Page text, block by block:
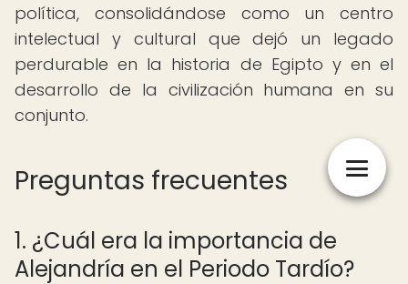
política, consolidándose como un centro
intelectual y cultural que dejó un legado
perdurable en la historia de Egipto y en el
desarrollo de la civilización humana en su
conjunto.
Preguntas frecuentes
1. ¿Cuál era la importancia de
Alejandría en el Periodo Tardío?